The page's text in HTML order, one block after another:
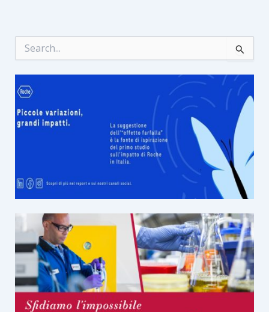
Milano
il
nuovo
servizio
celiaci
c
a